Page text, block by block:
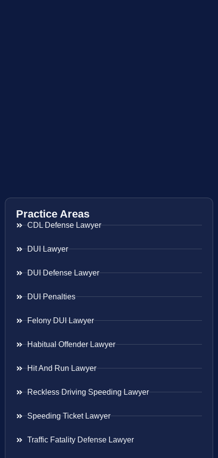
Practice Areas
CDL Defense Lawyer
DUI Lawyer
DUI Defense Lawyer
DUI Penalties
Felony DUI Lawyer
Habitual Offender Lawyer
Hit And Run Lawyer
Reckless Driving Speeding Lawyer
Speeding Ticket Lawyer
Traffic Fatality Defense Lawyer